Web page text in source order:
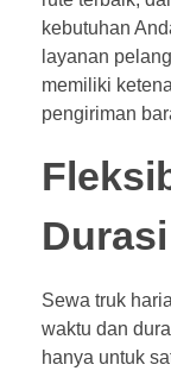
kebutuhan
layanan
memiliki
pengiriman
Sewa truk
waktu dan
hanya untuk